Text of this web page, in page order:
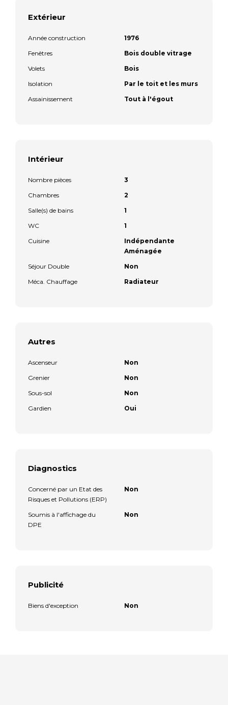
Extérieur
Année construction
1976
Fenêtres
Bois double vitrage
Volets
Bois
Isolation
Par le toit et les murs
Assainissement
Tout à l'égout
Intérieur
Nombre pièces
3
Chambres
2
Salle(s) de bains
1
WC
1
Cuisine
Indépendante
Aménagée
Séjour Double
Non
Méca. Chauffage
Radiateur
Autres
Ascenseur
Non
Grenier
Non
Sous-sol
Non
Gardien
Oui
Diagnostics
Concerné par un Etat des
Risques et Pollutions (ERP)
Non
Soumis à l'affichage du
DPE
Non
Publicité
Biens d'exception Non